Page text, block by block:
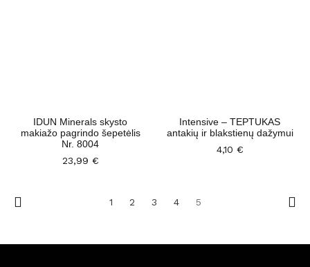
IDUN Minerals skysto
makiažo pagrindo šepetėlis
Nr. 8004
23,99 €
Intensive – TEPTUKAS
antakių ir blakstienų dažymui
4,10 €
1 2 3 4 5